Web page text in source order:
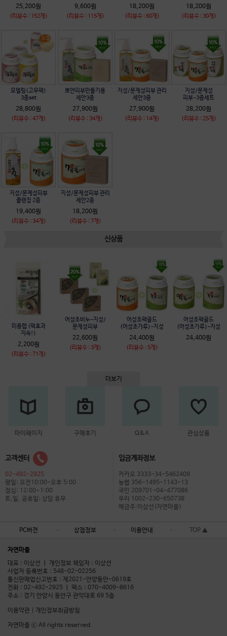
25,200원
(리뷰수 : 152개)
9,600원
(리뷰수 : 115개)
18,200원
(리뷰수 : 60개)
18,200원
(리뷰수 : 30개)
모델링(고무팩)
3종set
28,800원
(리뷰수 : 47개)
뽀얀피부만들기용
세안3종
27,900원
(리뷰수 : 34개)
지성/문제성피부 관리
세안3종
27,900원
(리뷰수 : 14개)
지성/문제성
피부-3종세트
28,200원
(리뷰수 : 25개)
지성/문제성피부
클렌징 2종
19,400원
(리뷰수 : 34개)
지성/문제성피부 관리
세안2종
18,200원
(리뷰수 : 7개)
신상품
미용랩 (팩효과
지속!)
2,200원
(리뷰수 : 71개)
어성초비누-지성/
문제성피부
22,600원
(리뷰수 : 3개)
어성초팩골드
(어성초가루)-지성
24,400원
(리뷰수 : 5개)
어성초팩골드
(어성초가루)-지성
24,400원
더보기
마이페이지 구매후기 Q&A 관심상품
고객센터
02-492-2925
평일: 오전10:00-오후 5:00
점심: 12:00~1:00
토,일, 공휴일: 상담 휴무
입금계좌정보
카카오 3333-34-5462409
농협 356-1495-1143-13
국민 209701-04-477086
우리 1002-230-650738
예금주:이상선(자연마을)
PC버전 상점정보 이용안내 TOP ▲
자연마을
대표 : 이상선 ㅣ 개인정보 책임자 : 이상선
사업자 등록번호 : 548-02-02256
통신판매업신고번호 : 제2021-안양동안-0619호
전화 : 02-492-2925 ㅣ 팩스 : 070-4009-8616
주소 : 경기 안양시 동안구 관악대로 69 5층
이용약관 개인정보취급방침
자연마을 ⓒ All rights reserved.